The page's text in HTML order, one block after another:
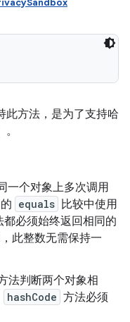
此方法，是为了支持哈
一个对象上多次调用
equals 比较中使用
都必须始终返回相同的
此整数无需保持一
法判断两个对象相
hashCode 方法必须